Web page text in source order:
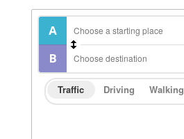
Traffic Driving Walking